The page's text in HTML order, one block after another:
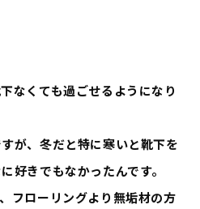
なくても過ごせるようになり
が、冬だと特に寒いと靴下を
好きでもなかったんです。
フローリングより無垢材の方